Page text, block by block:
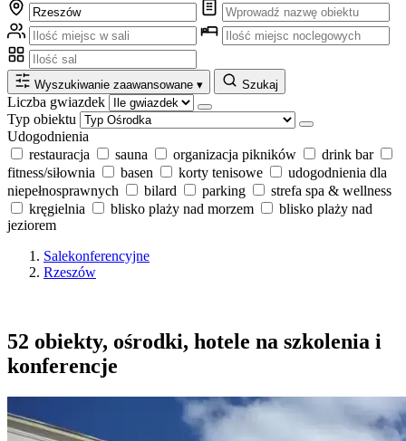
Wyszukiwanie zaawansowane ▾ Szukaj
Liczba gwiazdek
Typ obiektu
Udogodnienia
restauracja
sauna organizacja pikników
drink bar
fitness/siłownia
basen korty tenisowe
udogodnienia dla
niepełnosprawnych
bilard parking
strefa spa & wellness
kręgielnia
blisko plaży nad morzem
blisko plaży nad
jeziorem
Salekonferencyjne
Rzeszów
52 obiekty, ośrodki, hotele na szkolenia i
konferencje